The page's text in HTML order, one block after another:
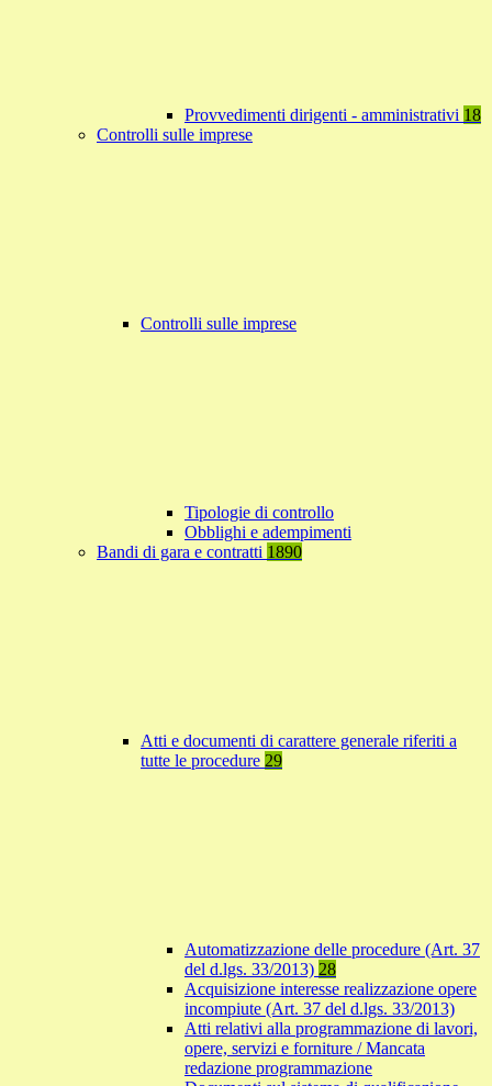
Provvedimenti dirigenti - amministrativi 18
Controlli sulle imprese
Controlli sulle imprese
Tipologie di controllo
Obblighi e adempimenti
Bandi di gara e contratti 1890
Atti e documenti di carattere generale riferiti a
tutte le procedure 29
Automatizzazione delle procedure (Art. 37
del d.lgs. 33/2013) 28
Acquisizione interesse realizzazione opere
incompiute (Art. 37 del d.lgs. 33/2013)
Atti relativi alla programmazione di lavori,
opere, servizi e forniture / Mancata
redazione programmazione